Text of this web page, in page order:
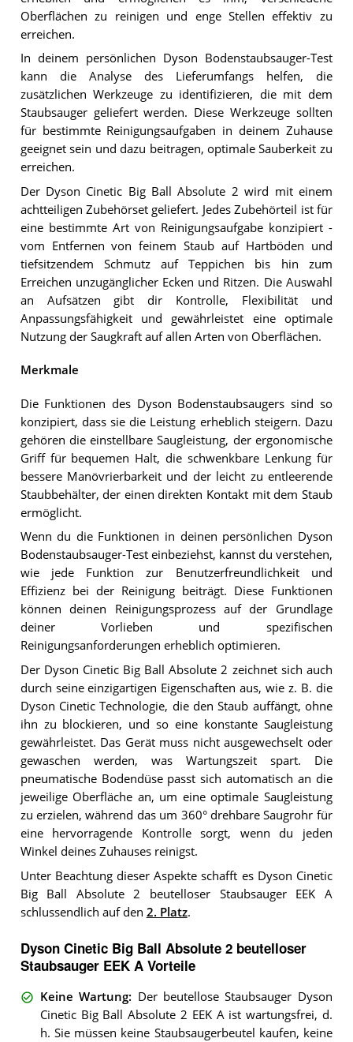
Oberflächen zu reinigen und enge Stellen effektiv zu
erreichen.
In deinem persönlichen Dyson Bodenstaubsauger-Test
kann die Analyse des Lieferumfangs helfen, die
zusätzlichen Werkzeuge zu identifizieren, die mit dem
Staubsauger geliefert werden. Diese Werkzeuge sollten
für bestimmte Reinigungsaufgaben in deinem Zuhause
geeignet sein und dazu beitragen, optimale Sauberkeit zu
erreichen.
Der Dyson Cinetic Big Ball Absolute 2 wird mit einem
achtteiligen Zubehörset geliefert. Jedes Zubehörteil ist für
eine bestimmte Art von Reinigungsaufgabe konzipiert -
vom Entfernen von feinem Staub auf Hartböden und
tiefsitzendem Schmutz auf Teppichen bis hin zum
Erreichen unzugänglicher Ecken und Ritzen. Die Auswahl
an Aufsätzen gibt dir Kontrolle, Flexibilität und
Anpassungsfähigkeit und gewährleistet eine optimale
Nutzung der Saugkraft auf allen Arten von Oberflächen.
Merkmale
Die Funktionen des Dyson Bodenstaubsaugers sind so
konzipiert, dass sie die Leistung erheblich steigern. Dazu
gehören die einstellbare Saugleistung, der ergonomische
Griff für bequemen Halt, die schwenkbare Lenkung für
bessere Manövrierbarkeit und der leicht zu entleerende
Staubbehälter, der einen direkten Kontakt mit dem Staub
ermöglicht.
Wenn du die Funktionen in deinen persönlichen Dyson
Bodenstaubsauger-Test einbeziehst, kannst du verstehen,
wie jede Funktion zur Benutzerfreundlichkeit und
Effizienz bei der Reinigung beiträgt. Diese Funktionen
können deinen Reinigungsprozess auf der Grundlage
deiner Vorlieben und spezifischen
Reinigungsanforderungen erheblich optimieren.
Der Dyson Cinetic Big Ball Absolute 2 zeichnet sich auch
durch seine einzigartigen Eigenschaften aus, wie z. B. die
Dyson Cinetic Technologie, die den Staub auffängt, ohne
ihn zu blockieren, und so eine konstante Saugleistung
gewährleistet. Das Gerät muss nicht ausgewechselt oder
gewaschen werden, was Wartungszeit spart. Die
pneumatische Bodendüse passt sich automatisch an die
jeweilige Oberfläche an, um eine optimale Saugleistung
zu erzielen, während das um 360° drehbare Saugrohr für
eine hervorragende Kontrolle sorgt, wenn du jeden
Winkel deines Zuhauses reinigst.
Unter Beachtung dieser Aspekte schafft es Dyson Cinetic
Big Ball Absolute 2 beutelloser Staubsauger EEK A
schlussendlich auf den 2. Platz.
Dyson Cinetic Big Ball Absolute 2 beutelloser
Staubsauger EEK A Vorteile
Keine Wartung: Der beutellose Staubsauger Dyson
Cinetic Big Ball Absolute 2 EEK A ist wartungsfrei, d.
h. Sie müssen keine Staubsaugerbeutel kaufen, keine